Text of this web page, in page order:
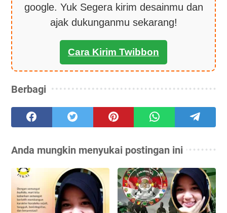
google. Yuk Segera kirim desainmu dan
ajak dukunganmu sekarang!
Cara Kirim Twibbon
Berbagi
Anda mungkin menyukai postingan ini